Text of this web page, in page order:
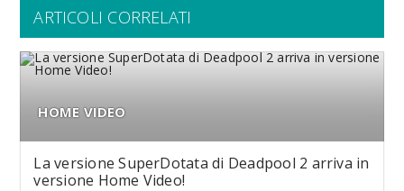
ARTICOLI CORRELATI
HOME VIDEO
La versione SuperDotata di Deadpool 2 arriva in
versione Home Video!